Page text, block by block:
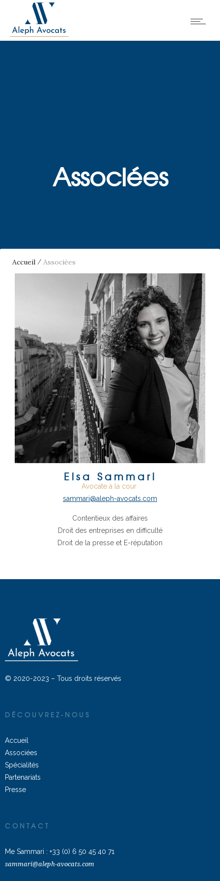
Associées
Accueil / Associées
Elsa Sammari
Avocate à la cour
sammari@aleph-avocats.com
Contentieux des affaires
Droit des entreprises en difficulté
Droit de la presse et E-réputation
© 2020-2023 – Tous droits réservés
DÉCOUVREZ-NOUS
Accueil
Associées
Spécialités
Partenariats
Presse
CONTACT
Me Sammari : +33 (0) 6 50 45 40 71
sammari@aleph-avocats.com